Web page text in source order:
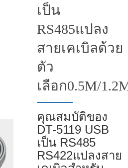
เป็น
RS485แปลง
สายเคเบิลด้วย
ตัว
เลือก0.5M/
คุณสมบัติของ
DT-5119 USB
เป็น RS485
RS422แปลงสาย